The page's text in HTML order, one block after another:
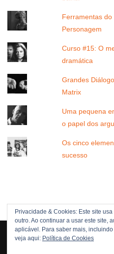
Ferramentas do
Personagem
Curso #15: O
dramática
Grandes
Matrix
Uma pequena
o papel dos
Os cinco
sucesso
Privacidade & Cookies: Este site
outro. Ao continuar a usar este site,
aplicável. Para saber mais,
veja aqui: Política de Cookies
Direitos Reservados © 2005 -